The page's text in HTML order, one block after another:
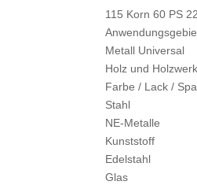
115 Korn 60 PS
Metall Universal
Holz und
Farbe / Lack /
Stahl
NE-Metalle
Kunststoff
Edelstahl
Glas